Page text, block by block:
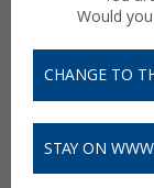
Would
CHANGE TO
STAY ON